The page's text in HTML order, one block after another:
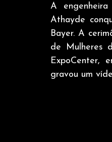
A
Athayde
Bayer. A
de Mulheres
ExpoCenter,
gravou um